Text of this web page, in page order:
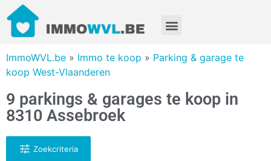
ImmoWVL.be » Immo te koop » Parking & garage te
koop West-Vlaanderen
9 parkings & garages te koop in
8310 Assebroek
Zoekcriteria